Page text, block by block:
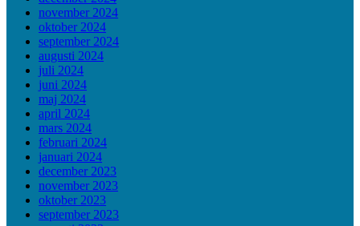
november 2024
oktober 2024
september 2024
augusti 2024
juli 2024
juni 2024
maj 2024
april 2024
mars 2024
februari 2024
januari 2024
december 2023
november 2023
oktober 2023
september 2023